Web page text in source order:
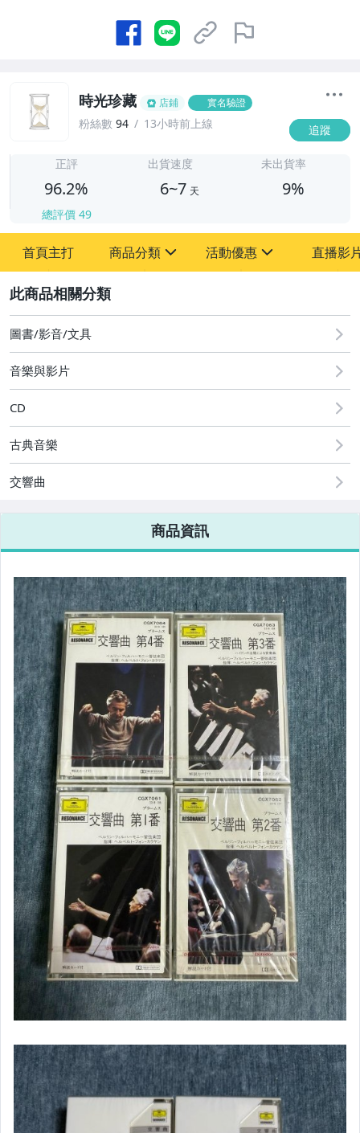
時光珍藏 店鋪 實名驗證
粉絲數 94 13小時前上線 追蹤
正評
96.2%
總評價 49
出貨速度
6~7 天
未出貨率
9%
首頁主打 商品分類
其它
活動優惠
[全店] 粉絲專享
[全店] 週年慶
直播影
圖書/影音/文具
音樂與影片
CD
古典音樂
交響曲
商品資訊